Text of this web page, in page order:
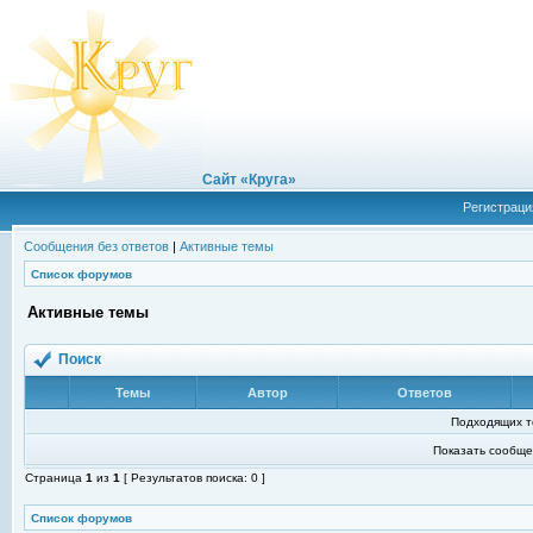
Сайт «Круга»
Сообщения без ответов | Активные темы
Список форумов
Активные темы
Поиск
Темы Автор Ответов
Подходящих
Показать
Страница 1 из 1 [ Результатов поиска: 0 ]
Список форумов